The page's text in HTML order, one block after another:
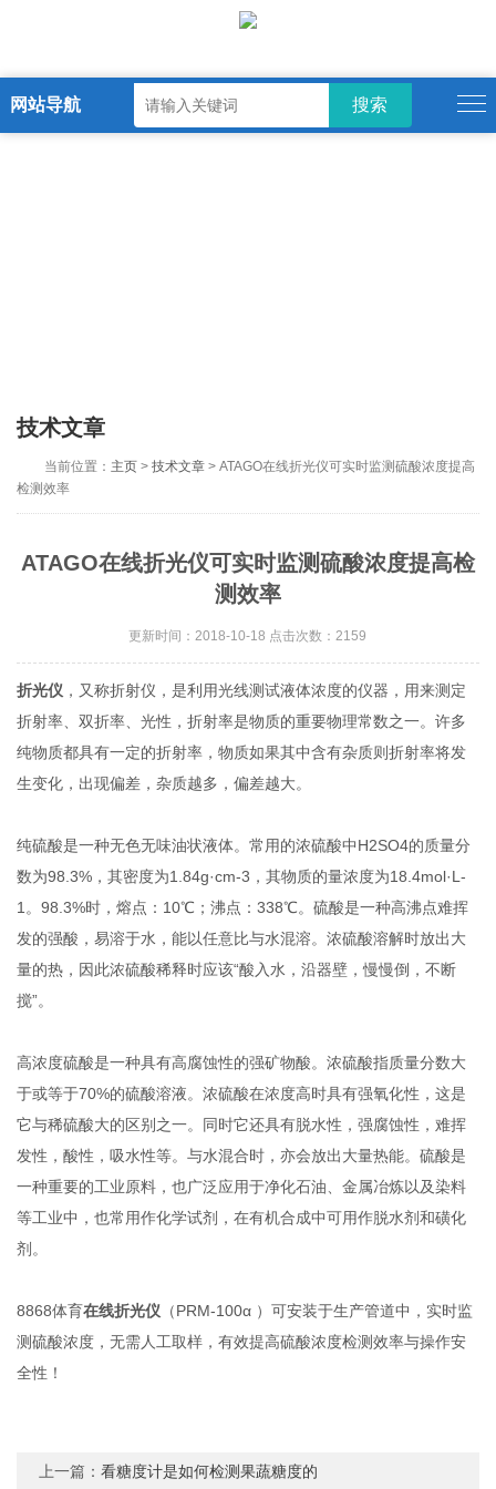
网站导航
技术文章
当前位置： 主页 >技术文章 > ATAGO在线折光仪可实时监测硫酸浓度提高
检测效率
ATAGO在线折光仪可实时监测硫酸浓度提高检
测效率
更新时间：2018-10-18 点击次数：2159
折光仪 ，又称折射仪，是利用光线测试液体浓度的仪器，用来测定
折射率、双折率、光性，折射率是物质的重要物理常数之一。许多
纯物质都具有一定的折射率，物质如果其中含有杂质则折射率将发
生变化，出现偏差，杂质越多，偏差越大。
纯硫酸是一种无色无味油状液体。常用的浓硫酸中H2SO4的质量分
数为98.3%，其密度为1.84g·cm-3，其物质的量浓度为18.4mol·L-
1。98.3%时，熔点：10℃；沸点：338℃。硫酸是一种高沸点难挥
发的强酸，易溶于水，能以任意比与水混溶。浓硫酸溶解时放出大
量的热，因此浓硫酸稀释时应该“酸入水，沿器壁，慢慢倒，不断
搅”。
高浓度硫酸是一种具有高腐蚀性的强矿物酸。浓硫酸指质量分数大
于或等于70%的硫酸溶液。浓硫酸在浓度高时具有强氧化性，这是
它与稀硫酸大的区别之一。同时它还具有脱水性，强腐蚀性，难挥
发性，酸性，吸水性等。与水混合时，亦会放出大量热能。硫酸是
一种重要的工业原料，也广泛应用于净化石油、金属冶炼以及染料
等工业中，也常用作化学试剂，在有机合成中可用作脱水剂和磺化
剂。
8868体育在线折光仪 （PRM-100α ）可安装于生产管道中，实时监
测硫酸浓度，无需人工取样，有效提高硫酸浓度检测效率与操作安
全性！
上一篇：看糖度计是如何检测果蔬糖度的